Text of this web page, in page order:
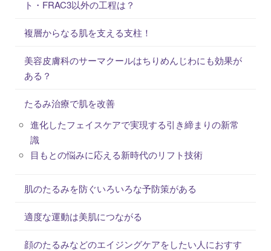
ト・FRAC3以外の工程は？
複層からなる肌を支える支柱！
美容皮膚科のサーマクールはちりめんじわにも効果が
ある？
たるみ治療で肌を改善
進化したフェイスケアで実現する引き締まりの新常
識
目もとの悩みに応える新時代のリフト技術
肌のたるみを防ぐいろいろな予防策がある
適度な運動は美肌につながる
顔のたるみなどのエイジングケアをしたい人におすす